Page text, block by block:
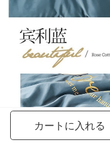
カートに入れる